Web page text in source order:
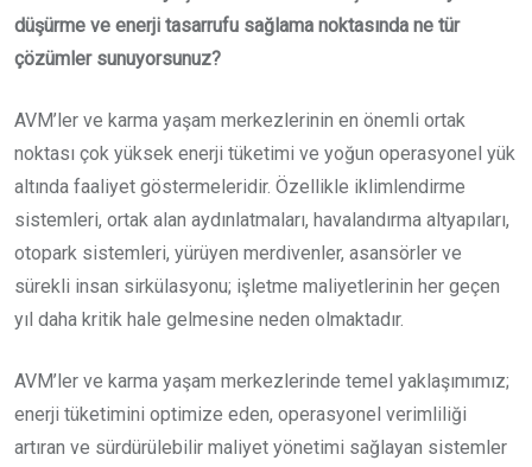
düşürme ve enerji tasarrufu sağlama noktasında ne tür
çözümler sunuyorsunuz?
AVM’ler ve karma yaşam merkezlerinin en önemli ortak
noktası çok yüksek enerji tüketimi ve yoğun operasyonel yük
altında faaliyet göstermeleridir. Özellikle iklimlendirme
sistemleri, ortak alan aydınlatmaları, havalandırma altyapıları,
otopark sistemleri, yürüyen merdivenler, asansörler ve
sürekli insan sirkülasyonu; işletme maliyetlerinin her geçen
yıl daha kritik hale gelmesine neden olmaktadır.
AVM’ler ve karma yaşam merkezlerinde temel yaklaşımımız;
enerji tüketimini optimize eden, operasyonel verimliliği
artıran ve sürdürülebilir maliyet yönetimi sağlayan sistemler